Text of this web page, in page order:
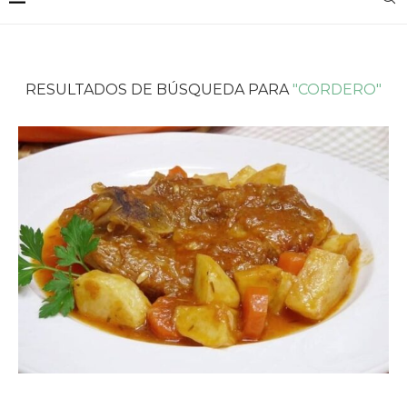
RESULTADOS DE BÚSQUEDA PARA "CORDERO"